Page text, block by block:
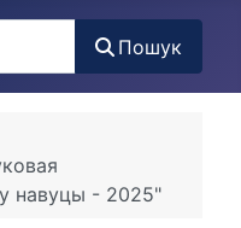
Пошук
навуцы - 2025"